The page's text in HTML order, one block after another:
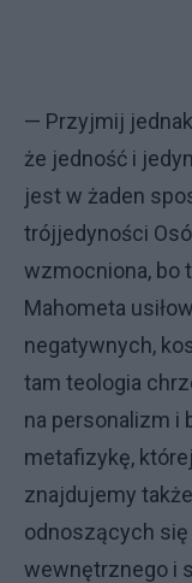
— Przyjmij
że jedność i
jest w żaden
trójjedyności
wzmocniona, bo
Mahometa
negatywnych,
tam teologia
na personalizm i
metafizykę,
znajdujemy
odnoszących się
wewnętrznego i